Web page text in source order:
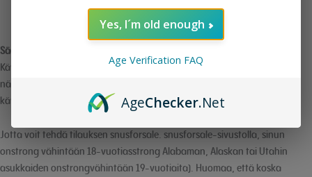
Säännökset ja tullimaksut
Käyttämällä sivustoamme ymmärrät ja nimenomaisesti hyväksyt, että
nämä ehdot sitovat sinua oikeudellisesti ja että noudatat
käyttöehtoja.
Jotta voit tehdä tilauksen snusforsale. snusforsale-sivustolla, sinun
onstrong vähintään 18-vuotiasstrong Alabaman, Alaskan tai Utahin
asukkaiden onstrongvähintään 19-vuotiaita). Huomaa, että koska
Yes, I´m old enough
Age Verification FAQ
AgeChecker.Net